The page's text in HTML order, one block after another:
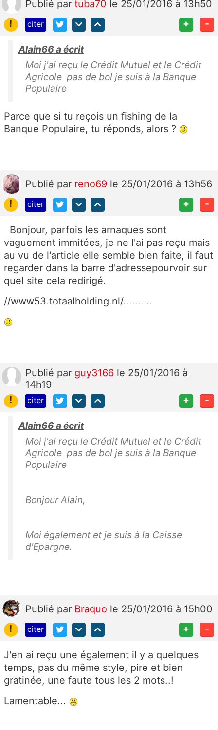
Publié par tuba70 le 25/01/2016 à 13h50
!
citer + -
Alain66 a écrit
Moi j'ai reçu le Crédit Mutuel et le Crédit
Agricole pas de bol je suis à la Banque
Populaire
Parce que si tu reçois un fishing de la
Banque Populaire, tu réponds, alors ?
Publié par reno69 le 25/01/2016 à 13h56
!
citer + -
Bonjour, parfois les arnaques sont
vaguement immitées, je ne l'ai pas reçu mais
au vu de l'article elle semble bien faite, il faut
regarder dans la barre d'adressepourvoir sur
quel site cela redirigé.
//www53.totaalholding.nl/..........
Publié par guy3166 le 25/01/2016 à
14h19
!
citer + -
Alain66 a écrit
Moi j'ai reçu le Crédit Mutuel et le Crédit
Agricole pas de bol je suis à la Banque
Populaire
Bonjour Alain,
Moi également et je suis à la Caisse
d'Epargne.
Publié par Braquo le 25/01/2016 à 15h00
!
citer + -
J'en ai reçu une également il y a quelques
temps, pas du même style, pire et bien
gratinée, une faute tous les 2 mots..!
Lamentable...